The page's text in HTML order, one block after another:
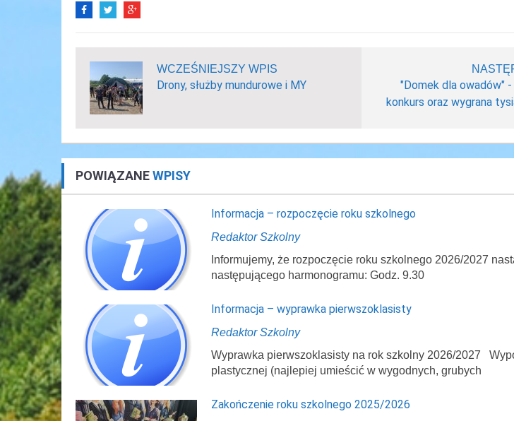
WCZEŚNIEJSZY WPIS
Drony, służby mundurowe i MY
"Domek dla owadów"
konkurs oraz wygrana
POWIĄZANEWPISY
Informacja – rozpoczęcie roku szkolnego
Redaktor Szkolny
Informujemy, że rozpoczęcie roku szkolnego 2026/2027
następującego harmonogramu: Godz. 9.30
Informacja – wyprawka pierwszoklasisty
Redaktor Szkolny
Wyprawka pierwszoklasisty na rok szkolny 2026/2027
plastycznej (najlepiej umieścić w wygodnych, grubych
Zakończenie roku szkolnego 2025/2026